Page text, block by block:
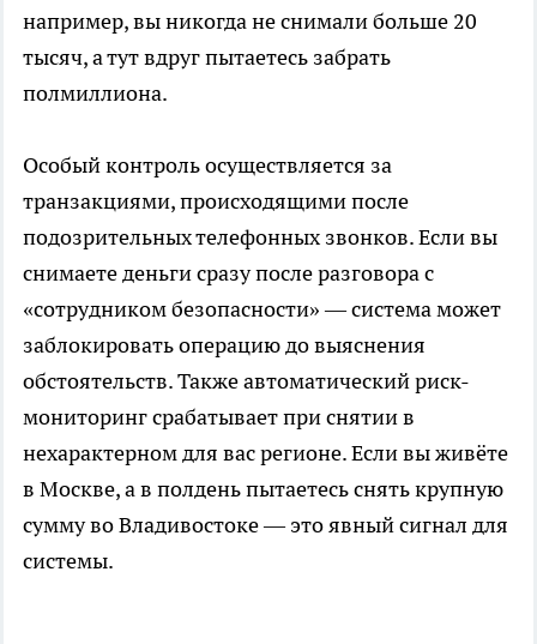
например, вы никогда не снимали больше 20
тысяч, а тут вдруг пытаетесь забрать
полмиллиона.
Особый контроль осуществляется за
транзакциями, происходящими после
подозрительных телефонных звонков. Если вы
снимаете деньги сразу после разговора с
«сотрудником безопасности» — система может
заблокировать операцию до выяснения
обстоятельств. Также автоматический риск-
мониторинг срабатывает при снятии в
нехарактерном для вас регионе. Если вы живёте
в Москве, а в полдень пытаетесь снять крупную
сумму во Владивостоке — это явный сигнал для
системы.